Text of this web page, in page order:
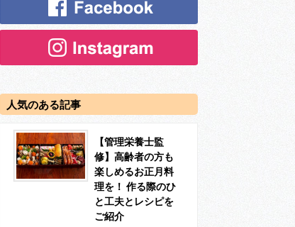
人気のある記事
【管理栄養士監
修】高齢者の方も
楽しめるお正月料
理を！ 作る際のひ
と工夫とレシピを
ご紹介